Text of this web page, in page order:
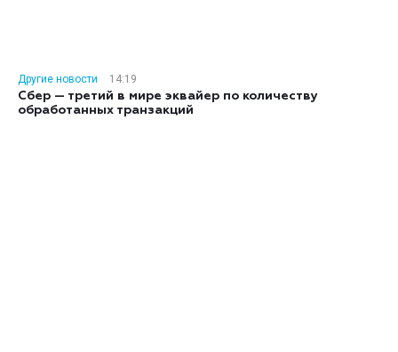
Другие новости
14:19
Сбер — третий в мире эквайер по количеству
обработанных транзакций